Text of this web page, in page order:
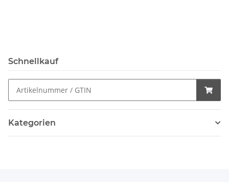
Schnellkauf
Kategorien